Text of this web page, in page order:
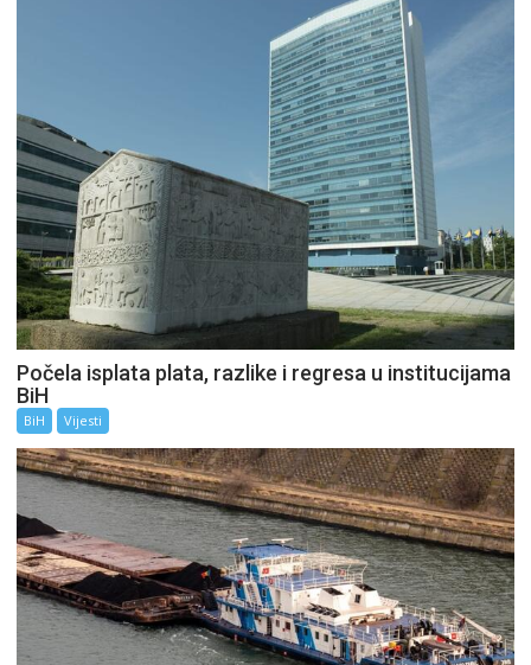
Počela isplata plata, razlike i regresa u institucijama
BiH
BiH Vijesti